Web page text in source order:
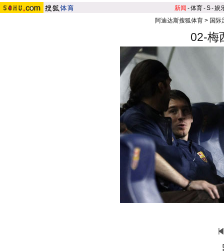
新闻 -体育-S-娱
阿迪达斯搜狐体育> 国际
02-梅